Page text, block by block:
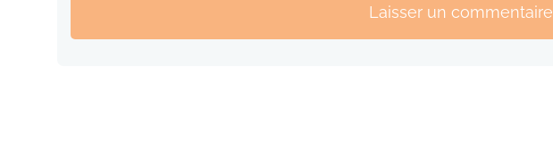
Laisser un commentaire